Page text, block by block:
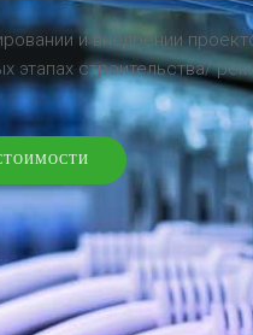
и внедрении
этапах строительства/